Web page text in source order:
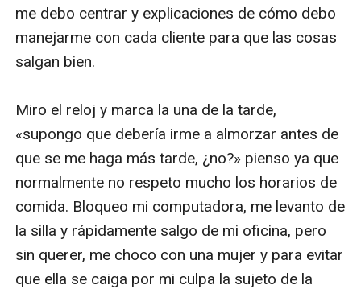
me debo centrar y explicaciones de cómo debo
manejarme con cada cliente para que las cosas
salgan bien.
Miro el reloj y marca la una de la tarde,
«supongo que debería irme a almorzar antes de
que se me haga más tarde, ¿no?» pienso ya que
normalmente no respeto mucho los horarios de
comida. Bloqueo mi computadora, me levanto de
la silla y rápidamente salgo de mi oficina, pero
sin querer, me choco con una mujer y para evitar
que ella se caiga por mi culpa la sujeto de la